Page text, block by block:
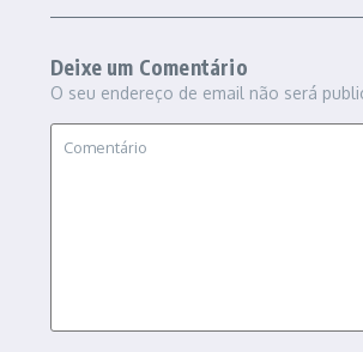
Deixe um Comentário
O seu endereço de email não será